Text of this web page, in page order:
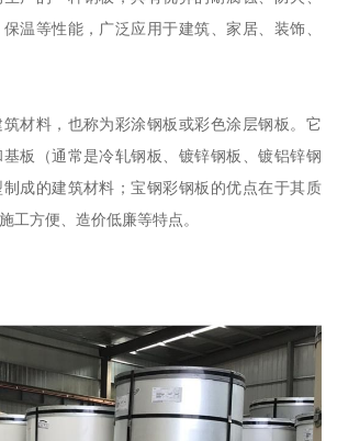
温等性能，广泛应用于建筑、家居、装饰、
材料，也称为彩涂钢板或彩色涂层钢板。它
板（通常是冷轧钢板、镀锌钢板、镀铝锌钢
成的建筑材料；宝钢彩钢板的优点在于其质
工方便、造价低廉等特点。